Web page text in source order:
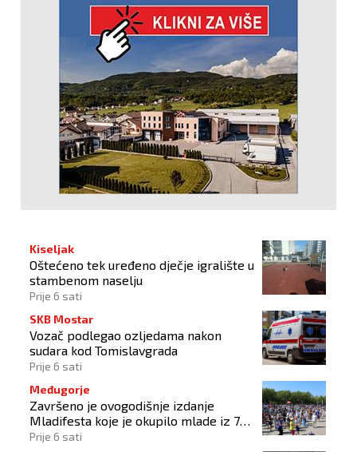
Kiseljak
Oštećeno tek uređeno dječje igralište u
stambenom naselju
Prije 6 sati
SKB Mostar
Vozač podlegao ozljedama nakon
sudara kod Tomislavgrada
Prije 6 sati
Međugorje
Završeno je ovogodišnje izdanje
Mladifesta koje je okupilo mlade iz 73
zemlje svijeta
Prije 6 sati